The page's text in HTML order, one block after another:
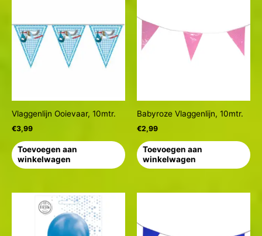
Vlaggenlijn Ooievaar, 10mtr.
€3,99
Toevoegen aan
winkelwagen
Babyroze Vlaggenlijn, 10mtr.
€2,99
Toevoegen aan
winkelwagen